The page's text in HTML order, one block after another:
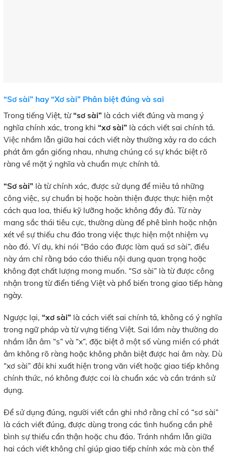
“Sơ sài” hay “Xơ sài” Phân biệt đúng và sai
Trong tiếng Việt, từ“sơ sài” là cách viết đúng và mang ý
nghĩa chính xác, trong khi “xơ sài” là cách viết sai chính tả.
Việc nhầm lẫn giữa hai cách viết này thường xảy ra do cách
phát âm gần giống nhau, nhưng chúng có sự khác biệt rõ
ràng về mặt ý nghĩa và chuẩn mực chính tả.
“Sơ sài” là từ chính xác, được sử dụng để miêu tả những
công việc, sự chuẩn bị hoặc hoàn thiện được thực hiện một
cách qua loa, thiếu kỹ lưỡng hoặc không đầy đủ. Từ này
mang sắc thái tiêu cực, thường dùng để phê bình hoặc nhận
xét về sự thiếu chu đáo trong việc thực hiện một nhiệm vụ
nào đó. Ví dụ, khi nói “Báo cáo được làm quá sơ sài”, điều
này ám chỉ rằng báo cáo thiếu nội dung quan trọng hoặc
không đạt chất lượng mong muốn. “Sơ sài” là từ được công
nhận trong từ điển tiếng Việt và phổ biến trong giao tiếp hàng
ngày.
Ngược lại, “xơ sài” là cách viết sai chính tả, không có ý nghĩa
trong ngữ pháp và từ vựng tiếng Việt. Sai lầm này thường do
nhầm lẫn âm “s” và “x”, đặc biệt ở một số vùng miền có phát
âm không rõ ràng hoặc không phân biệt được hai âm này. Dù
“xơ sài” đôi khi xuất hiện trong văn viết hoặc giao tiếp không
chính thức, nó không được coi là chuẩn xác và cần tránh sử
dụng.
Để sử dụng đúng, người viết cần ghi nhớ rằng chỉ có “sơ sài”
là cách viết đúng, được dùng trong các tình huống cần phê
bình sự thiếu cẩn thận hoặc chu đáo. Tránh nhầm lẫn giữa
hai cách viết không chỉ giúp giao tiếp chính xác mà còn thể